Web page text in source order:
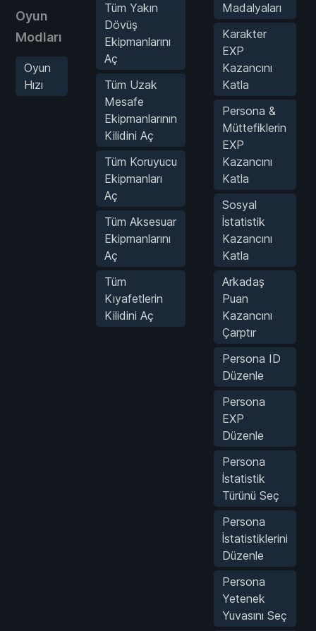
Oyun
Modları
Oyun
Hızı
Tüm Yakın
Dövüş
Ekipmanlarını
Aç
Tüm Uzak
Mesafe
Ekipmanlarının
Kilidini Aç
Tüm Koruyucu
Ekipmanları
Aç
Tüm Aksesuar
Ekipmanlarını
Aç
Tüm
Kıyafetlerin
Kilidini Aç
Madalyaları
Karakter
EXP
Kazancını
Katla
Persona &
Müttefiklerin
EXP
Kazancını
Katla
Sosyal
İstatistik
Kazancını
Katla
Arkadaş
Puan
Kazancını
Çarptır
Persona ID
Düzenle
Persona
EXP
Düzenle
Persona
İstatistik
Türünü Seç
Persona
İstatistiklerini
Düzenle
Persona
Yetenek
Yuvasını Seç